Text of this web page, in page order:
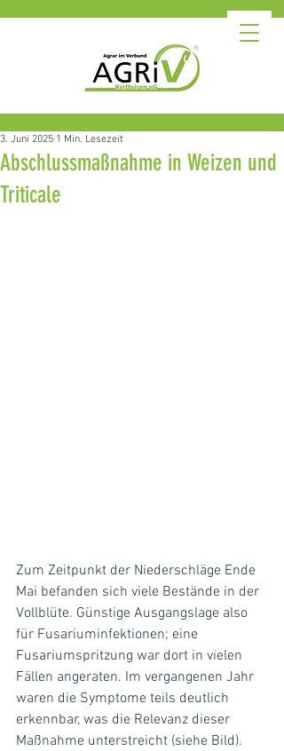
Abschlussmaßnahme in Weizen und
Triticale
3. Juni 2025 1 Min. Lesezeit
Zum Zeitpunkt der Niederschläge Ende
Mai befanden sich viele Bestände in der
Vollblüte. Günstige Ausgangslage also
für Fusariuminfektionen; eine
Fusariumspritzung war dort in vielen
Fällen angeraten. Im vergangenen Jahr
waren die Symp­tome teils deutlich
erkennbar, was die Relevanz dieser
Maßnahme unterstreicht (siehe Bild).